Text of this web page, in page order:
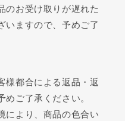
のお受け取りが遅れた
いますので、予めご了
様都合による返品・返
ご了承ください。
により、商品の色合い